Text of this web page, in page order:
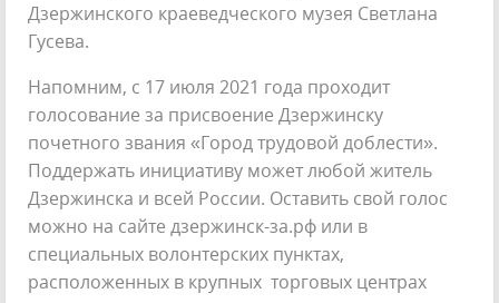
Дзержинского краеведческого музея Светлана
Гусева.
Напомним, с 17 июля 2021 года проходит
голосование за присвоение Дзержинску
почетного звания «Город трудовой доблести».
Поддержать инициативу может любой житель
Дзержинска и всей России. Оставить свой голос
можно на сайте дзержинск-за.рф или в
специальных волонтерских пунктах,
расположенных в крупных торговых центрах